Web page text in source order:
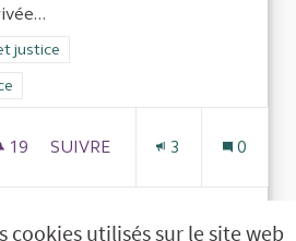
cookies utilisés sur le site web
la catégorie : Sécurité intérieure et
justice
le secteur : CRC Hauts de France
19 19 ABONNÉS
SUIVRE
3 0
VOIR LA PROPOSITION